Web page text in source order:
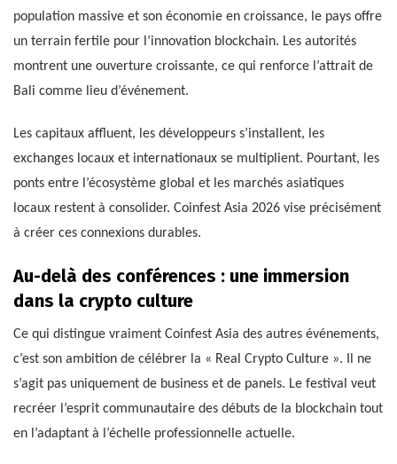
population massive et son économie en croissance, le pays offre
un terrain fertile pour l’innovation blockchain. Les autorités
montrent une ouverture croissante, ce qui renforce l’attrait de
Bali comme lieu d’événement.
Les capitaux affluent, les développeurs s’installent, les
exchanges locaux et internationaux se multiplient. Pourtant, les
ponts entre l’écosystème global et les marchés asiatiques
locaux restent à consolider. Coinfest Asia 2026 vise précisément
à créer ces connexions durables.
Au-delà des conférences : une immersion
dans la crypto culture
Ce qui distingue vraiment Coinfest Asia des autres événements,
c’est son ambition de célébrer la « Real Crypto Culture ». Il ne
s’agit pas uniquement de business et de panels. Le festival veut
recréer l’esprit communautaire des débuts de la blockchain tout
en l’adaptant à l’échelle professionnelle actuelle.